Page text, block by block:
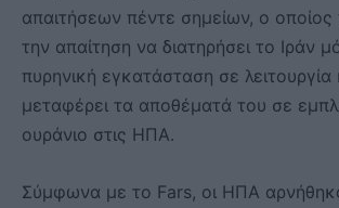
απαιτήσεων πέντε σημείων, ο οποίος
την απαίτηση να διατηρήσει το Ιράν
πυρηνική εγκατάσταση σε λειτουργία
μεταφέρει τα αποθέματά του σε
ουράνιο στις ΗΠΑ.
Σύμφωνα με το Fars, οι ΗΠΑ